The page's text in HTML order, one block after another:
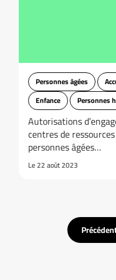
Personnes âgées
Enfance
Personnes
Autorisations
centres de
personnes âgées…
Le 22 août 2023